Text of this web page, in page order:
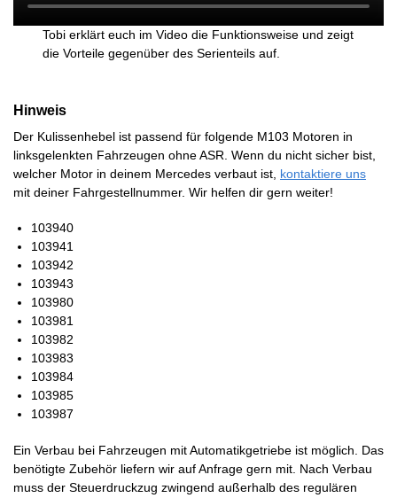
Tobi erklärt euch im Video die Funktionsweise und zeigt
die Vorteile gegenüber des Serienteils auf.
Hinweis
Der Kulissenhebel ist passend für folgende M103 Motoren in
linksgelenkten Fahrzeugen ohne ASR. Wenn du nicht sicher bist,
welcher Motor in deinem Mercedes verbaut ist, kontaktiere uns
mit deiner Fahrgestellnummer. Wir helfen dir gern weiter!
103940
103941
103942
103943
103980
103981
103982
103983
103984
103985
103987
Ein Verbau bei Fahrzeugen mit Automatikgetriebe ist möglich. Das
benötigte Zubehör liefern wir auf Anfrage gern mit. Nach Verbau
muss der Steuerdruckzug zwingend außerhalb des regulären